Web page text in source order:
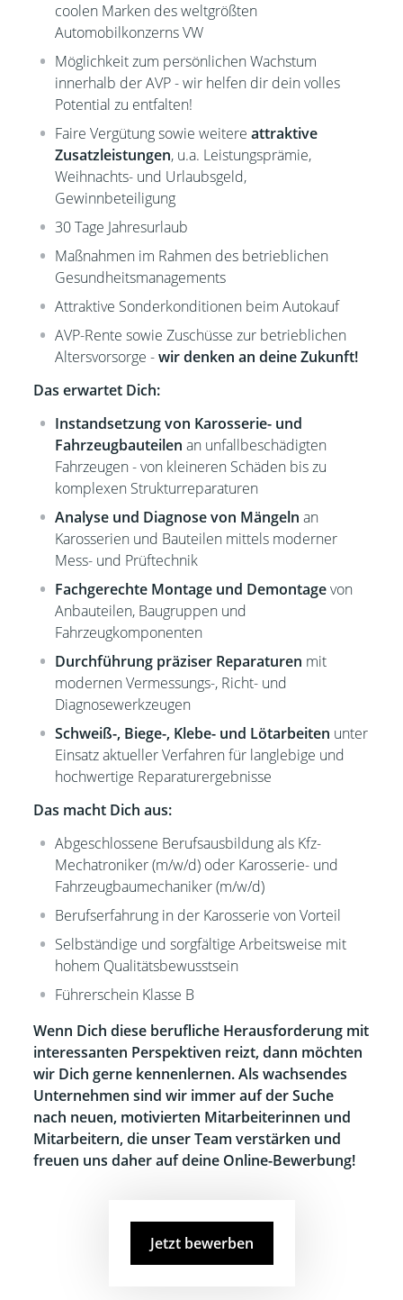
coolen Marken des weltgrößten
Automobilkonzerns VW
Möglichkeit zum persönlichen Wachstum
innerhalb der AVP - wir helfen dir dein volles
Potential zu entfalten!
Faire Vergütung sowie weitereattraktive
Zusatzleistungen, u.a. Leistungsprämie,
Weihnachts- und Urlaubsgeld,
Gewinnbeteiligung
30 Tage Jahresurlaub
Maßnahmen im Rahmen des betrieblichen
Gesundheitsmanagements
Attraktive Sonderkonditionen beim Autokauf
AVP-Rente sowie Zuschüsse zur betrieblichen
Altersvorsorge -wir denken an deine Zukunft!
Das erwartet Dich:
Instandsetzung von Karosserie- und
Fahrzeugbauteilenan unfallbeschädigten
Fahrzeugen - von kleineren Schäden bis zu
komplexen Strukturreparaturen
Analyse und Diagnose von Mängeln an
Karosserien und Bauteilen mittels moderner
Mess- und Prüftechnik
Fachgerechte Montage und Demontagevon
Anbauteilen, Baugruppen und
Fahrzeugkomponenten
Durchführung präziser Reparaturen mit
modernen Vermessungs-, Richt- und
Diagnosewerkzeugen
Schweiß-, Biege-, Klebe- und Lötarbeiten unter
Einsatz aktueller Verfahren für langlebige und
hochwertige Reparaturergebnisse
Das macht Dich aus:
Abgeschlossene Berufsausbildung als Kfz-
Mechatroniker (m/w/d) oder Karosserie- und
Fahrzeugbaumechaniker (m/w/d)
Berufserfahrung in der Karosserie von Vorteil
Selbständige und sorgfältige Arbeitsweise mit
hohem Qualitätsbewusstsein
Führerschein Klasse B
Wenn Dich diese berufliche Herausforderung mit
interessanten Perspektiven reizt, dann möchten
wir Dich gerne kennenlernen. Als wachsendes
Unternehmen sind wir immer auf der Suche
nach neuen, motivierten Mitarbeiterinnen und
Mitarbeitern, die unser Team verstärken und
freuen uns daher auf deine Online-Bewerbung!
Jetzt bewerben